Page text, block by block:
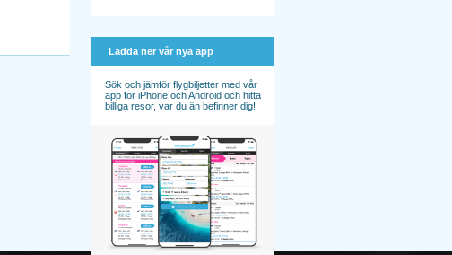
Ladda ner vår nya app
Sök och jämför flygbiljetter med vår
app för iPhone och Android och hitta
billiga resor, var du än befinner dig!